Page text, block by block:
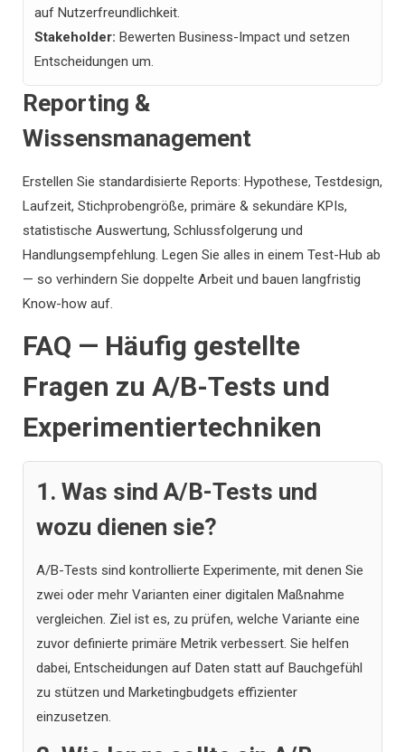
auf Nutzerfreundlichkeit.
Stakeholder: Bewerten Business-Impact und setzen
Entscheidungen um.
Reporting &
Wissensmanagement
Erstellen Sie standardisierte Reports: Hypothese, Testdesign,
Laufzeit, Stichprobengröße, primäre & sekundäre KPIs,
statistische Auswertung, Schlussfolgerung und
Handlungsempfehlung. Legen Sie alles in einem Test-Hub ab
— so verhindern Sie doppelte Arbeit und bauen langfristig
Know-how auf.
FAQ — Häufig gestellte
Fragen zu A/B-Tests und
Experimentiertechniken
1. Was sind A/B-Tests und
wozu dienen sie?
A/B-Tests sind kontrollierte Experimente, mit denen Sie
zwei oder mehr Varianten einer digitalen Maßnahme
vergleichen. Ziel ist es, zu prüfen, welche Variante eine
zuvor definierte primäre Metrik verbessert. Sie helfen
dabei, Entscheidungen auf Daten statt auf Bauchgefühl
zu stützen und Marketingbudgets effizienter
einzusetzen.